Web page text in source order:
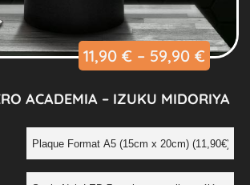
11,90 € – 59,90 €
ACADEMIA – IZUKU MIDORIYA